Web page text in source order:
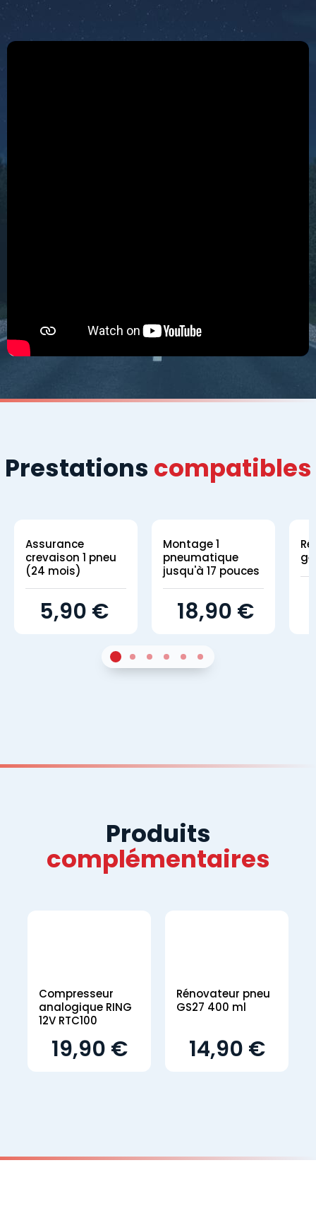
Prestations compatibles
Assurance
crevaison 1 pneu
(24 mois)
5,90 €
Montage 1
pneumatique
jusqu'à 17 pouces
18,90 €
Sur 42Sur 43Sur 44Sur 45Sur 46Sur 4
Produits
complémentaires
Compresseur
analogique RING
12V RTC100
19,90 €
Rénovateur pneu
GS27 400 ml
14,90 €